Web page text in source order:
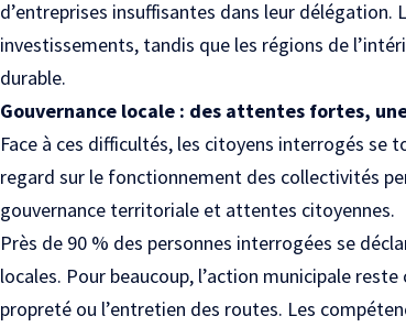
d’entreprises insuffisantes dans leur
investissements, tandis que les régions de
durable.
Gouvernance locale : des attentes fortes,
Face à ces difficultés, les citoyens interrogés
regard sur le fonctionnement des collectivités
gouvernance territoriale et attentes citoyennes.
Près de 90 % des personnes interrogées se
locales. Pour beaucoup, l’action municipale
propreté ou l’entretien des routes. Les